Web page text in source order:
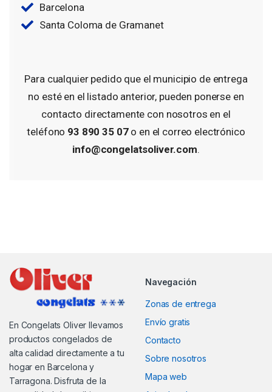
Barcelona
Santa Coloma de Gramanet
Para cualquier pedido que el municipio de entrega
no esté en el listado anterior, pueden ponerse en
contacto directamente con nosotros en el
teléfono 93 890 35 07o en el correo electrónico
info@congelatsoliver.com.
En Congelats Oliver llevamos
productos congelados de
alta calidad directamente a tu
hogar en Barcelona y
Tarragona. Disfruta de la
Navegación
Zonas de entrega
Envío gratis
Contacto
Sobre nosotros
Mapa web